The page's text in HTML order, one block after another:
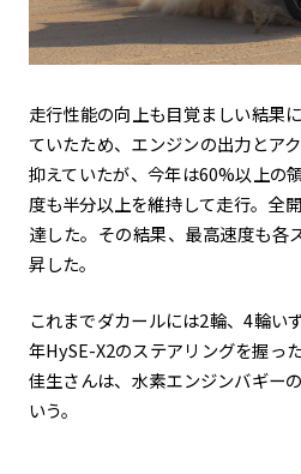
走行性能の向上も目覚ましい結果
ていたため、エンジンの出力とア
抑えていたが、今年は60%以上の
度も半分以上を維持して走行。全
達した。その結果、最高速度も
昇した。
これまでダカールには2輪、4輪い
年HySE-X2のステアリングを握っ
佳生さんは、水素エンジンバギー
いう。